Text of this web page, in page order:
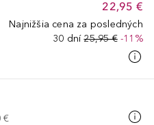
22,95 €
Najnižšia cena za posledných
30 dní 25,95 €-11%
€